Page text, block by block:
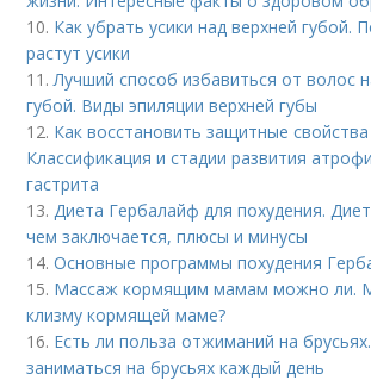
10. Как убрать усики над верхней губой.
растут усики
11.Лучший способ избавиться от волос
губой. Виды эпиляции верхней губы
12. Как восстановить защитные
Классификация и стадии развития
гастрита
13.Диета Гербалайф для похудения.
чем заключается, плюсы и минусы
14.Основные программы похудения
15. Массаж кормящим мамам можно ли.
клизму кормящей маме?
16. Есть ли польза отжиманий на
заниматься на брусьях каждый день